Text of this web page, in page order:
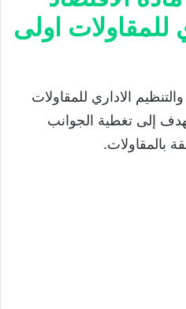
للمقاولات اولى
الاداري للمقاولات
إلى تغطية الجوانب
بالمقاولات.